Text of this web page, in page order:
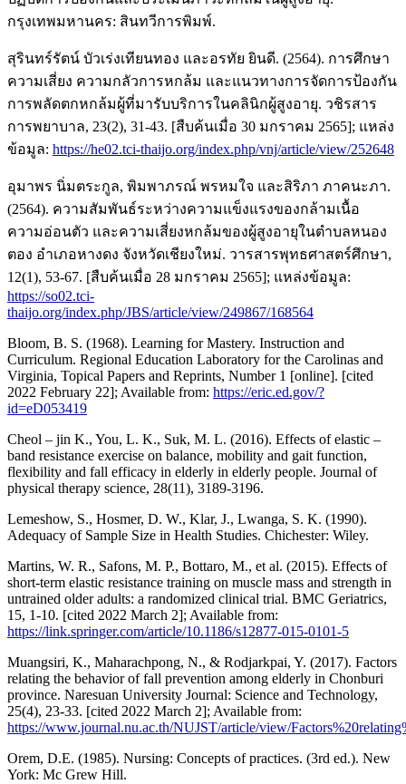
กรุงเทพมหานคร: สินทวีการพิมพ์.
สุรินทร์รัตน์ บัวเร่งเทียนทอง และอรทัย ยินดี. (2564). การศึกษา
ความเสี่ยง ความกลัวการหกล้ม และแนวทางการจัดการป้องกัน
การพลัดตกหกล้มผู้ที่มารับบริการในคลินิกผู้สูงอายุ. วชิรสาร
การพยาบาล, 23(2), 31-43. [สืบค้นเมื่อ 30 มกราคม 2565]; แหล่ง
ข้อมูล: https://he02.tci-thaijo.org/index.php/vnj/article/view/252648
อุมาพร นิ่มตระกูล, พิมพาภรณ์ พรหมใจ และสิริภา ภาคนะภา.
(2564). ความสัมพันธ์ระหว่างความแข็งแรงของกล้ามเนื้อ
ความอ่อนตัว และความเสี่ยงหกล้มของผู้สูงอายุในตำบลหนอง
ตอง อำเภอหางดง จังหวัดเชียงใหม่. วารสารพุทธศาสตร์ศึกษา,
12(1), 53-67. [สืบค้นเมื่อ 28 มกราคม 2565]; แหล่งข้อมูล:
https://so02.tci-
thaijo.org/index.php/JBS/article/view/249867/168564
Bloom, B. S. (1968). Learning for Mastery. Instruction and
Curriculum. Regional Education Laboratory for the Carolinas and
Virginia, Topical Papers and Reprints, Number 1 [online]. [cited
2022 February 22]; Available from: https://eric.ed.gov/?
id=eD053419
Cheol – jin K., You, L. K., Suk, M. L. (2016). Effects of elastic –
band resistance exercise on balance, mobility and gait function,
flexibility and fall efficacy in elderly in elderly people. Journal of
physical therapy science, 28(11), 3189-3196.
Lemeshow, S., Hosmer, D. W., Klar, J., Lwanga, S. K. (1990).
Adequacy of Sample Size in Health Studies. Chichester: Wiley.
Martins, W. R., Safons, M. P., Bottaro, M., et al. (2015). Effects of
short-term elastic resistance training on muscle mass and strength in
untrained older adults: a randomized clinical trial. BMC Geriatrics,
15, 1-10. [cited 2022 March 2]; Available from:
https://link.springer.com/article/10.1186/s12877-015-0101-5
Muangsiri, K., Maharachpong, N., & Rodjarkpai, Y. (2017). Factors
relating the behavior of fall prevention among elderly in Chonburi
province. Naresuan University Journal: Science and Technology,
25(4), 23-33. [cited 2022 March 2]; Available from:
https://www.journal.nu.ac.th/NUJST/article/view/
Orem, D.E. (1985). Nursing: Concepts of practices. (3rd ed.). New
York: Mc Grew Hill.